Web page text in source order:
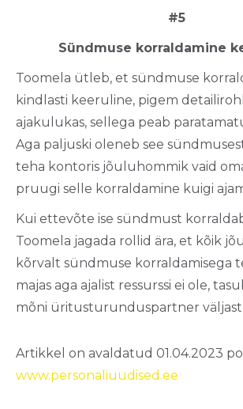
#5
Sündmuse korraldamine
Toomela ütleb, et sündmuse
kindlasti keeruline, pigem
ajakulukas, sellega peab
Aga paljuski oleneb see
teha kontoris jõuluhommik vaid
pruugi selle korraldamine kuigi
Kui ettevõte ise sündmust
Toomela jagada rollid ära, et kõik
kõrvalt sündmuse korraldamisega
majas aga ajalist ressurssi ei ole,
mõni üritusturunduspartner
Artikkel on avaldatud 01.04.2023
www.personaliuudised.ee